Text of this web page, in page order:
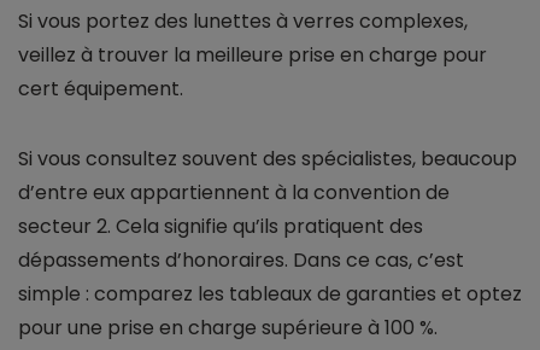
Si vous portez des lunettes à verres complexes,
veillez à trouver la meilleure prise en charge pour
cert équipement.
Si vous consultez souvent des spécialistes, beaucoup
d’entre eux appartiennent à la convention de
secteur 2. Cela signifie qu’ils pratiquent des
dépassements d’honoraires. Dans ce cas, c’est
simple : comparez les tableaux de garanties et optez
pour une prise en charge supérieure à 100 %.